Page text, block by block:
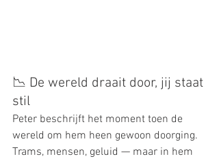
📉 De wereld draait door, jij staat
stil
Peter beschrijft het moment toen de
wereld om hem heen gewoon doorging.
Trams, mensen, geluid — maar in hem